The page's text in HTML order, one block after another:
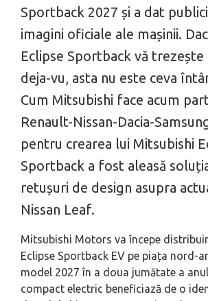
Sportback 2027 și a dat
imagini oficiale ale mașinii.
Eclipse Sportback vă trezește
deja-vu, asta nu este ceva
Cum Mitsubishi face acum
Renault-Nissan-Dacia-
pentru crearea lui Mitsubishi
Sportback a fost aleasă
retușuri de design asupra
Nissan Leaf.
Mitsubishi Motors va începe
Eclipse Sportback EV pe piața nord-
model 2027 în a doua jumătate a
compact electric beneficiază de o